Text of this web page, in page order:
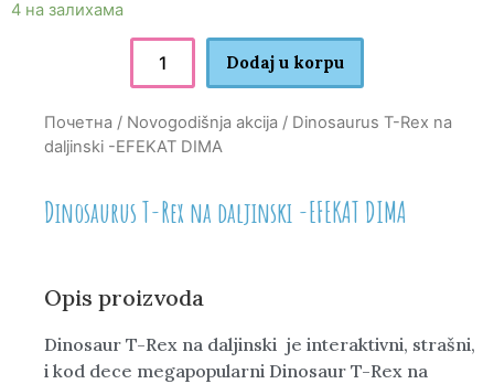
4 на залихама
Dodaj u korpu
Почетна / Novogodišnja akcija / Dinosaurus T-Rex na
daljinski -EFEKAT DIMA
Dinosaurus T-Rex na daljinski -EFEKAT DIMA
Opis proizvoda
Dinosaur T-Rex na daljinski je interaktivni, strašni,
i kod dece megapopularni Dinosaur T-Rex na